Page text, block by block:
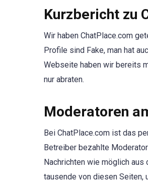
Kurzbericht zu
Wir haben ChatPlace.com
Profile sind Fake, man hat
Webseite haben wir bereits
nur abraten.
Moderatoren
Bei ChatPlace.com ist das
Betreiber bezahlte
Nachrichten wie möglich
tausende von diesen Seiten,